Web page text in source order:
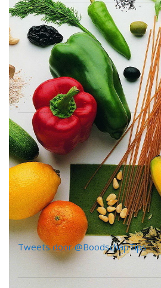
Tweets door @BoodschapTips